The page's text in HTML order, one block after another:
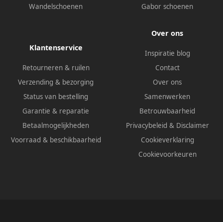
Wandelschoenen
Gabor schoenen
Klantenservice
Retourneren & ruilen
Verzending & bezorging
Status van bestelling
Garantie & reparatie
Betaalmogelijkheden
Voorraad & beschikbaarheid
Over ons
Inspiratie blog
Contact
Over ons
Samenwerken
Betrouwbaarheid
Privacybeleid & Disclaimer
Cookieverklaring
Cookievoorkeuren